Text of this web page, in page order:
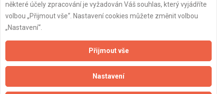
Naše firmy a řemeslníci
Zpracování a ochrana osobních údajů
Obchodní podmínky (zprostředkování)
Obchodní podmínky (rozpočtování)
Reference
Naše excelové tabulky online
některé účely zpracování je vyžadován Váš souhlas, který vyjádříte
volbou „Přijmout vše“. Nastavení cookies můžete změnit volbou
„Nastavení“.
Přijmout vše
Nastavení